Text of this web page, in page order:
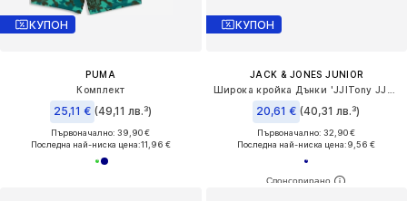
КУПОН
PUMA
Комплект
25,11 € (49,11 лв.³)
Първоначално: 39,90 €
Последна най-ниска цена:11,96 €
КУПОН
JACK & JONES JUNIOR
20,61 € (40,31 лв.³)
Първоначално: 32,90 €
Последна най-ниска цена:9,56 €